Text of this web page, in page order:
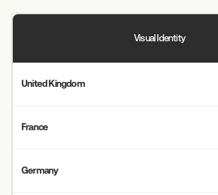
Visual Identity